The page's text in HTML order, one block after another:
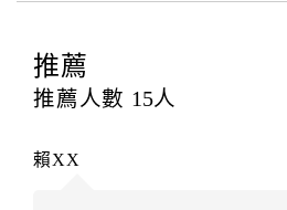
提出申辦不得異動訂單。
每筆訂單異動限定
辦理取消退款。
房者應補足差額。（限原訂飯店）
推薦
推薦人數 15人
賴XX